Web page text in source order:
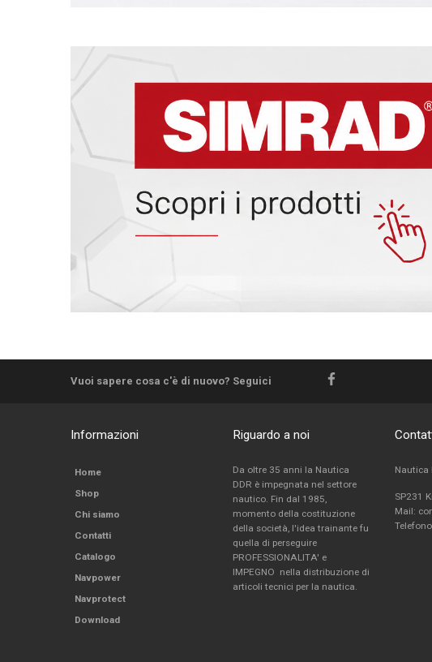
Vuoi sapere cosa c'è di nuovo? Seguici
Informazioni
Home
Shop
Chi siamo
Contatti
Catalogo
Navpower
Navprotect
Download
Riguardo a noi
Da oltre 35 anni la Nautica
DDR è impegnata nel settore
nautico. Fin dal 1985,
momento della costituzione
della società, l'idea trainante fu
quella di perseguire
PROFESSIONALITA' e
IMPEGNO nella distribuzione di
articoli tecnici per la nautica.
Nautica
SP231
Mail: